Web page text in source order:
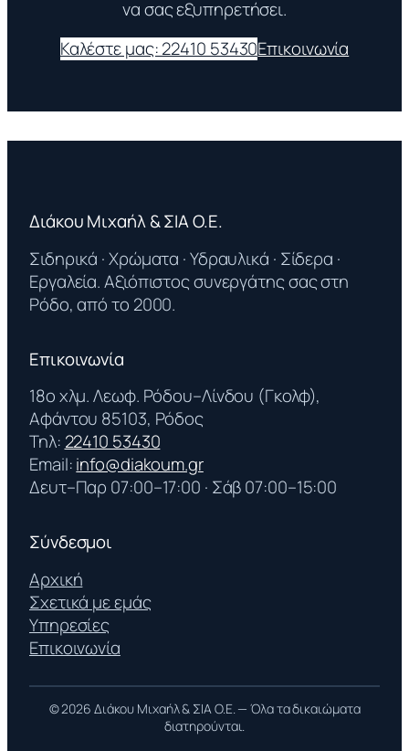
να σας εξυπηρετήσει.
Καλέστε μας: 22410 53430Επικοινωνία
Διάκου Μιχαήλ & ΣΙΑ Ο.Ε.
Σιδηρικά · Χρώματα · Υδραυλικά · Σίδερα ·
Εργαλεία. Αξιόπιστος συνεργάτης σας στη
Ρόδο, από το 2000.
Επικοινωνία
18ο χλμ. Λεωφ. Ρόδου–Λίνδου (Γκολφ),
Αφάντου 85103, Ρόδος
Τηλ: 22410 53430
Email:info@diakoum.gr
Δευτ–Παρ 07:00–17:00 · Σάβ 07:00–15:00
Σύνδεσμοι
Αρχική
Σχετικά με εμάς
Υπηρεσίες
Επικοινωνία
© 2026 Διάκου Μιχαήλ & ΣΙΑ Ο.Ε. — Όλα τα δικαιώματα
διατηρούνται.